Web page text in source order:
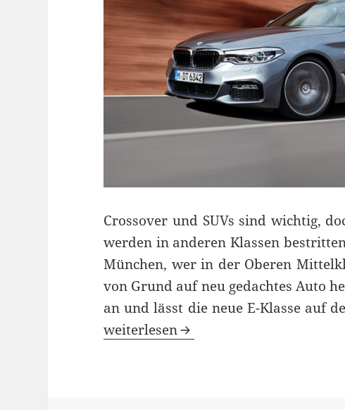
Crossover und SUVs sind wichtig,
werden in anderen Klassen
München, wer in der Oberen
von Grund auf neu gedachtes Auto
an und lässt die neue E-Klasse auf
Neuer BMW 5er (G30) ein reiner
weiterlesen